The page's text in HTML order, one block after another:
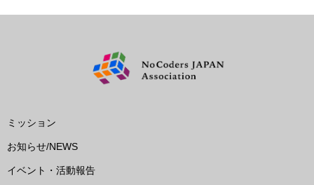
ミッション
お知らせ/NEWS
イベント・活動報告